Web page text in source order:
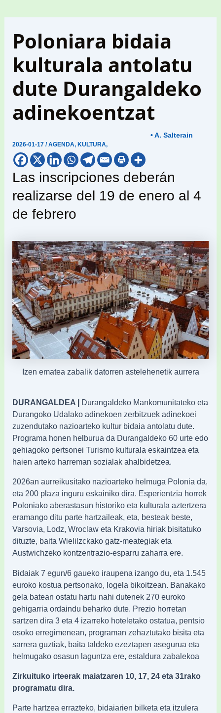
Poloniara bidaia
kulturala antolatu
dute Durangaldeko
adinekoentzat
2026-01-17/AGENDA, KULTURA,
• A. Salterain
Las inscripciones deberán
realizarse del 19 de enero al 4
de febrero
Izen ematea zabalik datorren astelehenetik aurrera
DURANGALDEA | Durangaldeko Mankomunitateko eta
Durangoko Udalako adinekoen zerbitzuek adinekoei
zuzendutako nazioarteko kultur bidaia antolatu dute.
Programa honen helburua da Durangaldeko 60 urte edo
gehiagoko pertsonei Turismo kulturala eskaintzea eta
haien arteko harreman sozialak ahalbidetzea.
2026an aurreikusitako nazioarteko helmuga Polonia da,
eta 200 plaza inguru eskainiko dira. Esperientzia horrek
Poloniako aberastasun historiko eta kulturala aztertzera
eramango ditu parte hartzaileak, eta, besteak beste,
Varsovia, Lodz, Wroclaw eta Krakovia hiriak bisitatuko
dituzte, baita Wielilzckako gatz-meategiak eta
Austwichzeko kontzentrazio-esparru zaharra ere.
Bidaiak 7 egun/6 gaueko iraupena izango du, eta 1.545
euroko kostua pertsonako, logela bikoitzean. Banakako
gela batean ostatu hartu nahi dutenek 270 euroko
gehigarria ordaindu beharko dute. Prezio horretan
sartzen dira 3 eta 4 izarreko hoteletako ostatua, pentsio
osoko erregimenean, programan zehaztutako bisita eta
sarrera guztiak, baita taldeko ezeztapen asegurua eta
helmugako osasun laguntza ere, estaldura zabalekoa
Zirkuituko irteerak maiatzaren 10, 17, 24 eta 31rako
programatu dira.
Parte hartzea errazteko, bidaiarien bilketa eta itzulera